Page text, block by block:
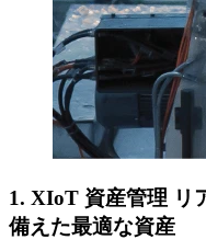
1. XIoT 資産管理 リ
備えた最適な資産